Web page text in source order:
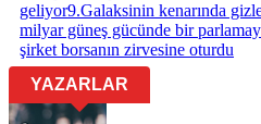
geliyor9.Galaksinin kenarında
milyar güneş gücünde bir
şirket borsanın zirvesine oturdu
YAZARLAR